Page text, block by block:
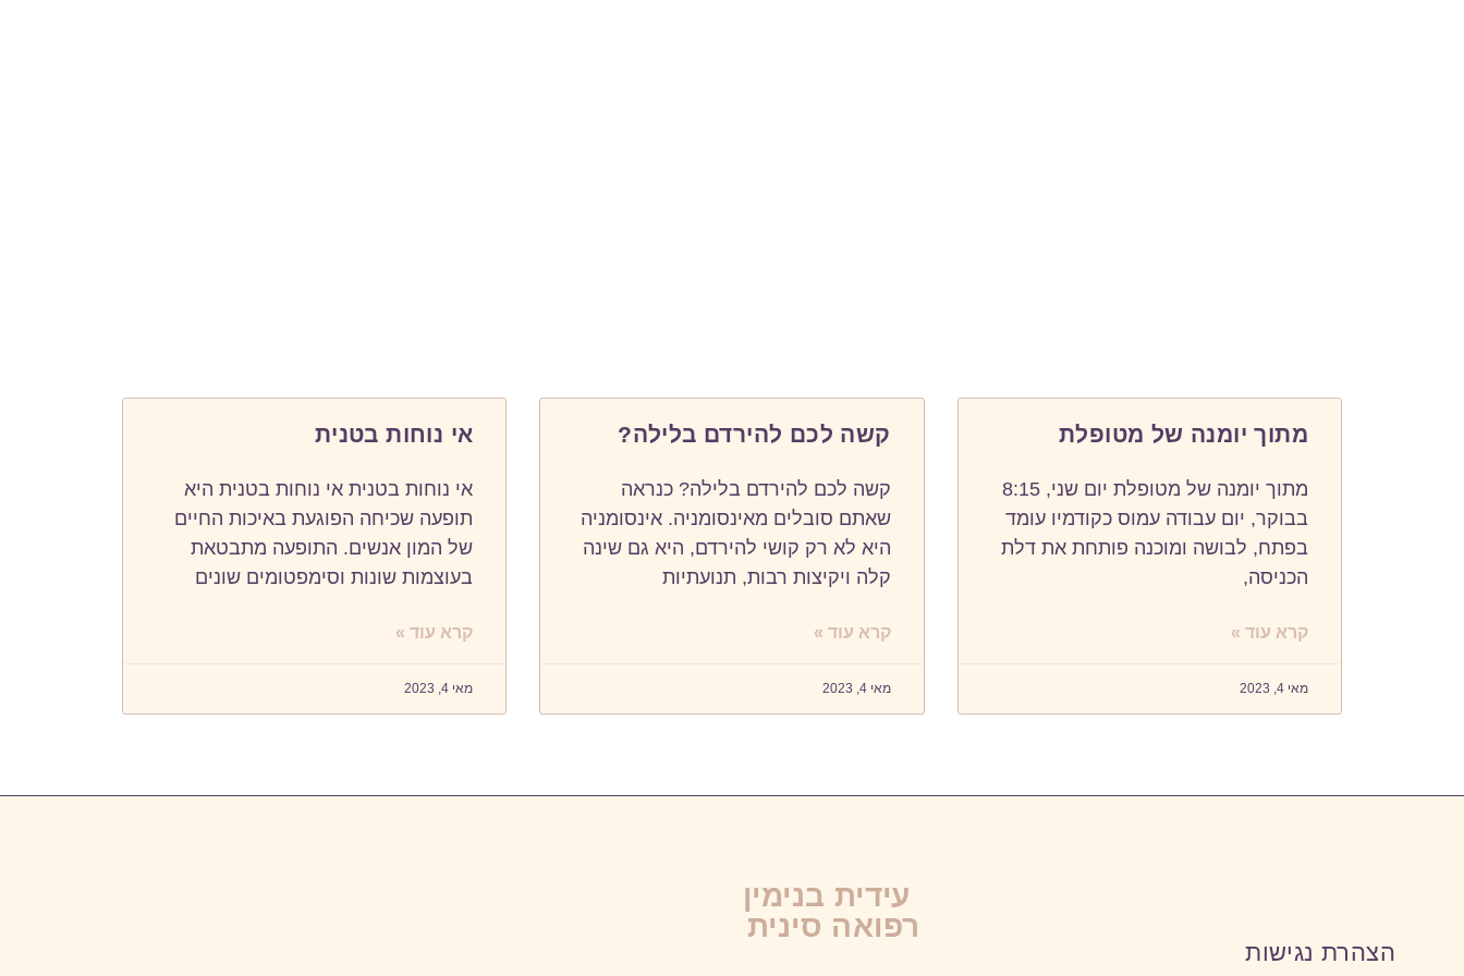
מתוך יומנה של מטופלת
מתוך יומנה של מטופלת יום שני, 8:15
בבוקר, יום עבודה עמוס כקודמיו עומד
בפתח, לבושה ומוכנה פותחת את דלת
הכניסה,
קרא עוד »
מאי 4, 2023
קשה לכם להירדם בלילה?
קשה לכם להירדם בלילה? כנראה
שאתם סובלים מאינסומניה. אינסומניה
היא לא רק קושי להירדם, היא גם שינה
קלה ויקיצות רבות, תנועתיות
קרא עוד »
מאי 4, 2023
אי נוחות בטנית
אי נוחות בטנית אי נוחות בטנית היא
תופעה שכיחה הפוגעת באיכות החיים
של המון אנשים. התופעה מתבטאת
בעוצמות שונות וסימפטומים שונים
קרא עוד »
מאי 4, 2023
עידית בנימין
רפואה סינית
הצהרת נגישות